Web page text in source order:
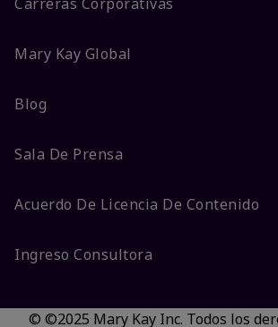
Mary Kay Global
Blog
Sala De Prensa
Acuerdo De Licencia De Contenido
Ingreso Consultora
© ©2025 Mary Kay Inc. Todos los